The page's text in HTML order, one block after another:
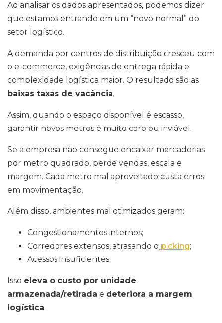
Ao analisar os dados apresentados, podemos dizer
que estamos entrando em um “novo normal” do
setor logístico.
A demanda por centros de distribuição cresceu com
o e-commerce, exigências de entrega rápida e
complexidade logística maior. O resultado são as
baixas taxas de vacância.
Assim, quando o espaço disponível é escasso,
garantir novos metros é muito caro ou inviável.
Se a empresa não consegue encaixar mercadorias
por metro quadrado, perde vendas, escala e
margem. Cada metro mal aproveitado custa erros
em movimentação.
Além disso, ambientes mal otimizados geram:
Congestionamentos internos;
Corredores extensos, atrasando o picking;
Acessos insuficientes.
Isso eleva o custo por unidade
armazenada/retirada e deteriora a margem
logística.